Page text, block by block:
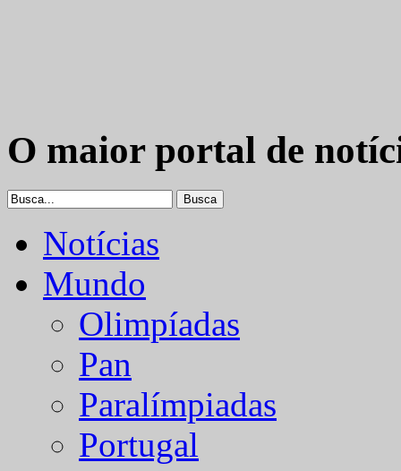
O maior portal de
Notícias
Mundo
Olimpíadas
Pan
Paralímpiadas
Portugal